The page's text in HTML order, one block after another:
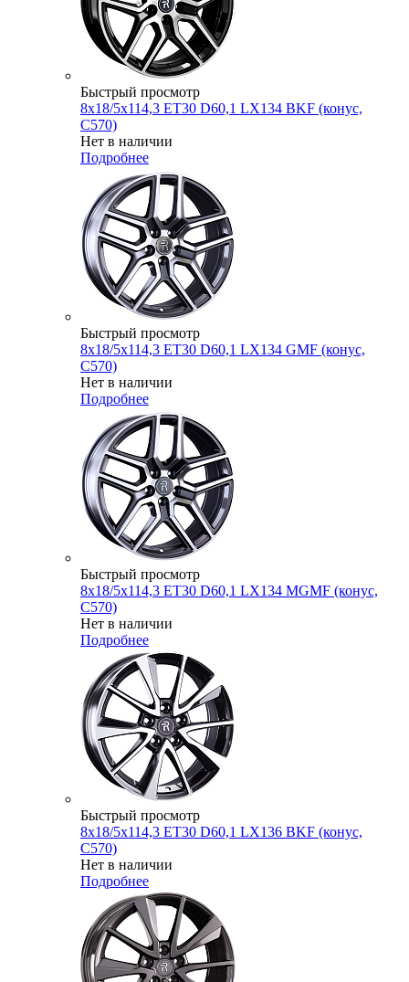
Быстрый просмотр
8x18/5x114,3 ET30 D60,1 LX134 BKF (конус,
C570)
Нет в наличии
Подробнее
Быстрый просмотр
8x18/5x114,3 ET30 D60,1 LX134 GMF (конус,
C570)
Нет в наличии
Подробнее
Быстрый просмотр
8x18/5x114,3 ET30 D60,1 LX134 MGMF (конус,
C570)
Нет в наличии
Подробнее
Быстрый просмотр
8x18/5x114,3 ET30 D60,1 LX136 BKF (конус,
C570)
Нет в наличии
Подробнее